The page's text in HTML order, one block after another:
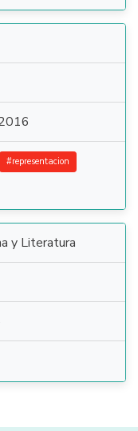
#representacion
y Literatura